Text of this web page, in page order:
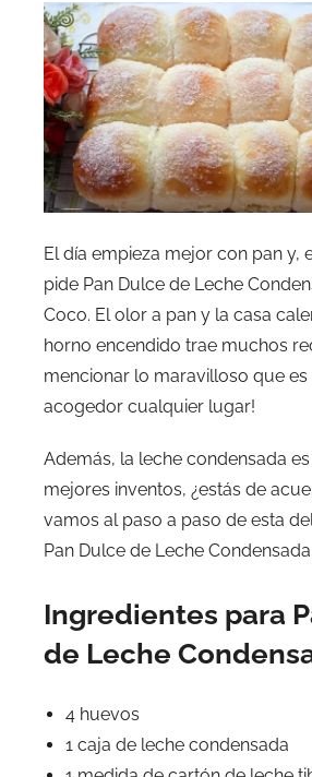
El día empieza mejor con pan y,
pide Pan Dulce de Leche
Coco. El olor a pan y la casa
horno encendido trae muchos
mencionar lo maravilloso que es
acogedor cualquier lugar!
Además, la leche condensada
mejores inventos, ¿estás de
vamos al paso a paso de esta
Pan Dulce de Leche Condensada.
Ingredientes para
de Leche
4 huevos
1 caja de leche condensada